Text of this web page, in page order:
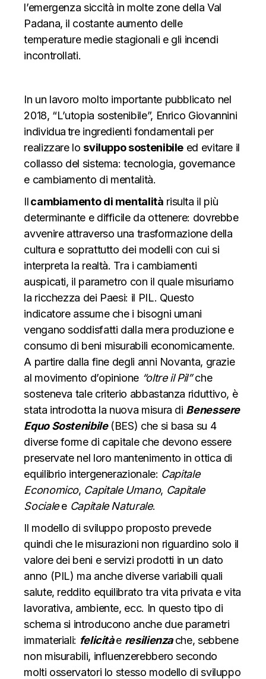
l’emergenza siccità in molte zone della Val
Padana, il costante aumento delle
temperature medie stagionali e gli incendi
incontrollati.
In un lavoro molto importante pubblicato nel
2018, “L’utopia sostenibile”, Enrico Giovannini
individuatre ingredienti fondamentali per
realizzare losviluppo sostenibile ed evitare il
collasso del sistema: tecnologia, governance
e cambiamento di mentalità.
Ilcambiamento di mentalità risulta il più
determinante e difficile da ottenere: dovrebbe
avvenire attraverso una trasformazione della
cultura e soprattutto dei modelli con cui si
interpreta la realtà. Tra i cambiamenti
auspicati, il parametro con il quale misuriamo
la ricchezza dei Paesi: il PIL. Questo
indicatore assume che i bisogni umani
vengano soddisfatti dalla mera produzione e
consumo di beni misurabili economicamente.
A partire dalla fine degli anni Novanta, grazie
al movimento d’opinione “oltre il Pil”che
sosteneva tale criterio abbastanza riduttivo, è
stata introdotta la nuova misura di Benessere
Equo Sostenibile(BES) che si basa su 4
diverse forme di capitale che devono essere
preservate nel loro mantenimento in ottica di
equilibrio intergenerazionale: Capitale
Economico, Capitale Umano, Capitale
Socialee Capitale Naturale.
Il modello di sviluppo proposto prevede
quindi che le misurazioni non riguardino solo il
valore dei beni e servizi prodotti in un dato
anno (PIL) ma anche diverse variabili quali
salute, reddito equilibrato tra vita privata e vita
lavorativa, ambiente, ecc. In questo tipo di
schema si introducono anche due parametri
immateriali: felicitàe resilienzache, sebbene
non misurabili, influenzerebbero secondo
molti osservatori lo stesso modello di sviluppo